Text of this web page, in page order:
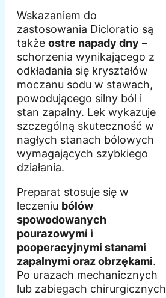
Wskazaniem do
zastosowania Dicloratio są
także ostre napady dny –
schorzenia wynikającego z
odkładania się kryształów
moczanu sodu w stawach,
powodującego silny ból i
stan zapalny. Lek wykazuje
szczególną skuteczność w
nagłych stanach bólowych
wymagających szybkiego
działania.
Preparat stosuje się w
leczeniu bólów
spowodowanych
pourazowymi i
pooperacyjnymi stanami
zapalnymi oraz obrzękami.
Po urazach mechanicznych
lub zabiegach chirurgicznych